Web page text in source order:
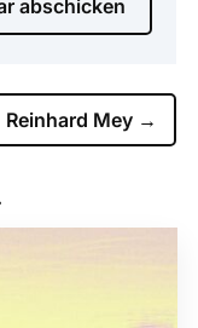
abschicken
Reinhard Mey →